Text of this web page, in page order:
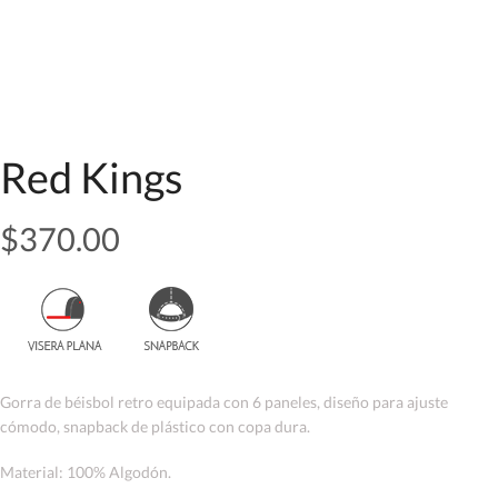
Red Kings
$370.00
Gorra de béisbol retro equipada con 6 paneles, diseño para ajuste
cómodo, snapback de plástico con copa dura.
Material: 100% Algodón.